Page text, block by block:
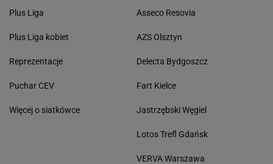
Plus Liga
Plus Liga kobiet
Reprezentacje
Puchar CEV
Więcej o siatkówce
Asseco Resovia
AZS Olsztyn
Delecta Bydgoszcz
Fart Kielce
Jastrzębski Węgiel
Lotos Trefl Gdańsk
VERVA Warszawa